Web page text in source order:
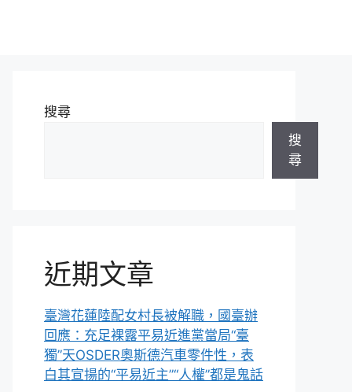
搜尋
搜
尋
近期文章
臺灣花蓮陸配女村長被解職，國臺辦
回應：充足裸露平易近進黨當局“臺
獨”天OSDER奧斯德汽車零件性，表
白其宣揚的“平易近主”“人權”都是鬼話